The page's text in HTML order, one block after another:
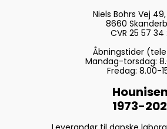
Niels Bohrs Vej
8660
CVR 25 57 34
Åbningstider
Mandag-torsdag:
Fredag: 8.00-
1973-